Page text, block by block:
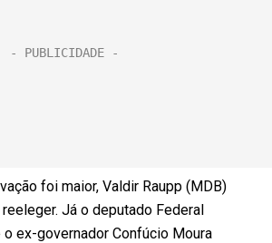
foi maior, Valdir Raupp (MDB)
Já o deputado Federal
ex-governador Confúcio Moura